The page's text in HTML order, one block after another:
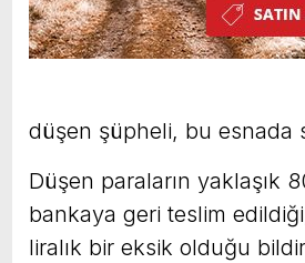
düşen şüpheli, bu esnada
Düşen paraların yaklaşık
bankaya geri teslim
liralık bir eksik olduğu